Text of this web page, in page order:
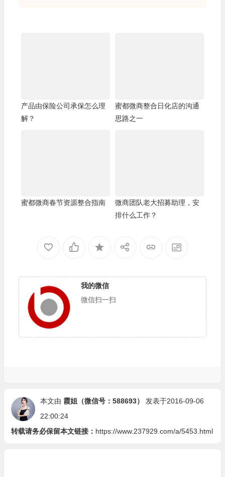
产品由保险公司承保怎么理
解？
蜜都微商整合日化店的沟通
思路之一
蜜都微商春节资源整合指南
微商团队老大招募助理，安
排什么工作？
我的微信
微信扫一扫
本文由 霞姐（微信号：588693）
发表于2016-09-06
22:00:24
转载请务必保留本文链接： https://www.237929.com/a/5453.html